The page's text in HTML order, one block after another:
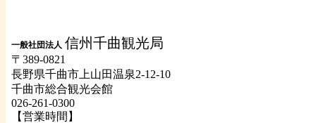
一般社団法人 信州千曲観光局
〒389-0821
長野県千曲市上山田温泉2-12-10
千曲市総合観光会館
026-261-0300
【営業時間】